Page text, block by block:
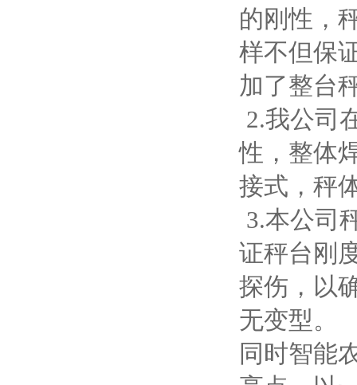
的刚性，
样不但保
加了整台
2.我公司
性，整体
接式，秤
3.本公司
证秤台刚
探伤，以
无变型。
同时智能